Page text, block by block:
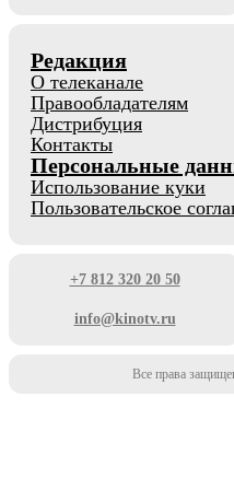
Редакция
О телеканале
Правообладателям
Дистрибуция
Контакты
Персональные
Использование куки
Пользовательское
+7 812 320 20 50
info@kinotv.ru
Все права